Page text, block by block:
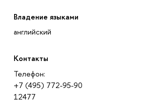
Владение языками
английский
Контакты
Телефон:
+7 (495) 772-95-90
12477